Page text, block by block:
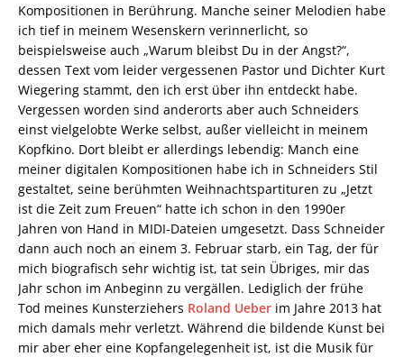
Kompositionen in Berührung. Manche seiner Melodien habe
ich tief in meinem Wesenskern verinnerlicht, so
beispielsweise auch „Warum bleibst Du in der Angst?“,
dessen Text vom leider vergessenen Pastor und Dichter Kurt
Wiegering stammt, den ich erst über ihn entdeckt habe.
Vergessen worden sind anderorts aber auch Schneiders
einst vielgelobte Werke selbst, außer vielleicht in meinem
Kopfkino. Dort bleibt er allerdings lebendig: Manch eine
meiner digitalen Kompositionen habe ich in Schneiders Stil
gestaltet, seine berühmten Weihnachtspartituren zu „Jetzt
ist die Zeit zum Freuen“ hatte ich schon in den 1990er
Jahren von Hand in MIDI-Dateien umgesetzt. Dass Schneider
dann auch noch an einem 3. Februar starb, ein Tag, der für
mich biografisch sehr wichtig ist, tat sein Übriges, mir das
Jahr schon im Anbeginn zu vergällen. Lediglich der frühe
Tod meines Kunsterziehers Roland Ueber im Jahre 2013 hat
mich damals mehr verletzt. Während die bildende Kunst bei
mir aber eher eine Kopfangelegenheit ist, ist die Musik für